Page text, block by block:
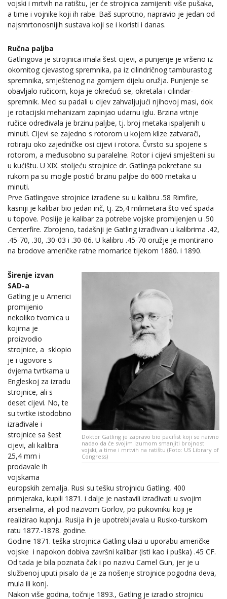
vojski i mrtvih na ratištu, jer će strojnica zamijeniti više pušaka,
a time i vojnike koji ih rabe. Baš suprotno, napravio je jedan od
najsmrtonosnijih sustava koji se i koristi i danas.
Ručna paljba
Gatlingova je strojnica imala šest cijevi, a punjenje je vršeno iz
okomitog cjevastog spremnika, pa iz cilindričnog tamburastog
spremnika, smještenog na gornjem dijelu oružja. Punjenje se
obavljalo ručicom, koja je okrećući se, okretala i cilindar-
spremnik. Meci su padali u cijev zahvaljujući njihovoj masi, dok
je rotacijski mehanizam zapinjao udarnu iglu. Brzina vrtnje
ručice određivala je brzinu paljbe, tj. broj metaka ispaljenih u
minuti. Cijevi se zajedno s rotorom u kojem klize zatvarači,
rotiraju oko zajedničke osi cijevi i rotora. Čvrsto su spojene s
rotorom, a međusobno su paralelne. Rotor i cijevi smješteni su
u kućištu. U XIX. stoljeću strojnice dr. Gatlinga pokretane su
rukom pa su mogle postići brzinu paljbe do 600 metaka u
minuti.
Prve Gatlingove strojnice izrađene su u kalibru .58 Rimfire,
kasniji je kalibar bio jedan inč, tj. 25,4 milimetara što već spada
u topove. Poslije je kalibar za potrebe vojske promijenjen u .50
Centerfire. Zbrojeno, tadašnji je Gatling izrađivan u kalibrima .42,
.45-70, .30, .30-03 i .30-06. U kalibru .45-70 oružje je montirano
na brodove američke ratne mornarice tijekom 1880. i 1890.
Doktor Gatling je zapravo bio pacifist koji se naivno
nadao da će svojim izumom smanjiti brojnost
vojski, a time i mrtvih na ratištu (Foto: US Library of
Congress)
Širenje izvan
SAD-a
Gatling je u Americi
promijenio
nekoliko tvornica u
kojima je
proizvodio
strojnice, a sklopio
je i ugovore s
dvjema tvrtkama u
Engleskoj za izradu
strojnice, ali s
deset cijevi. No, te
su tvrtke istodobno
izrađivale i
strojnice sa šest
cijevi, ali kalibra
25,4 mm i
prodavale ih
vojskama
europskih zemalja. Rusi su tešku strojnicu Gatling, 400
primjeraka, kupili 1871. i dalje je nastavili izrađivati u svojim
arsenalima, ali pod nazivom Gorlov, po pukovniku koji je
realizirao kupnju. Rusija ih je upotrebljavala u Rusko-turskom
ratu 1877.-1878. godine.
Godine 1871. teška strojnica Gatling ulazi u uporabu američke
vojske i napokon dobiva završni kalibar (isti kao i puška) .45 CF.
Od tada je bila poznata čak i po nazivu Camel Gun, jer je u
službenoj uputi pisalo da je za nošenje strojnice pogodna deva,
mula ili konj.
Nakon više godina, točnije 1893., Gatling je izradio strojnicu